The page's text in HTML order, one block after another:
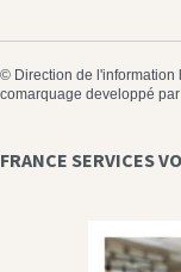
© Direction de
comarquage developpé par
FRANCE SERVICES